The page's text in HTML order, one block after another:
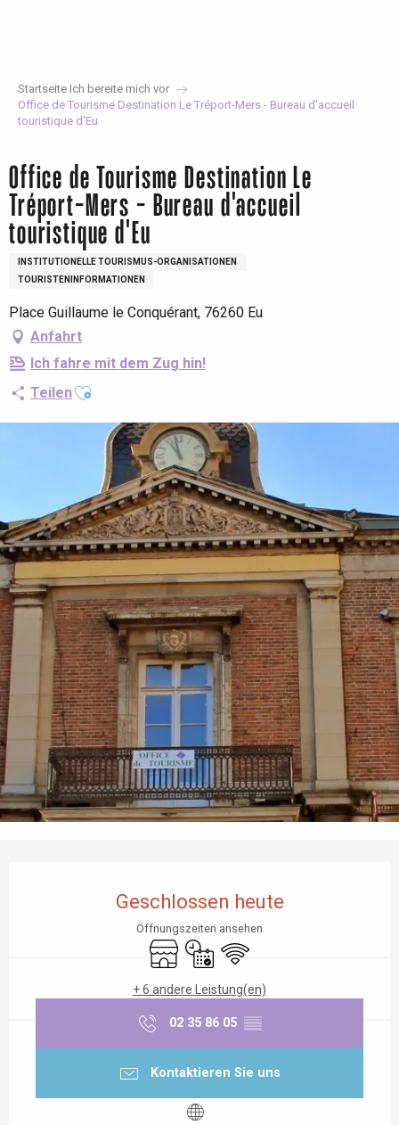
Startseite Ich bereite mich vor
Office de Tourisme Destination Le Tréport-Mers - Bureau d'accueil
touristique d'Eu
Office de Tourisme Destination Le
Tréport-Mers - Bureau d'accueil
touristique d'Eu
INSTITUTIONELLE TOURISMUS-ORGANISATIONEN
TOURISTENINFORMATIONEN
Place Guillaume le Conquérant, 76260 Eu
Anfahrt
Ich fahre mit dem Zug hin!
TeilenAjouter aux favoris
Geschlossen heute
Öffnungszeiten ansehen
Shop Nur mit Reservierung
Wi-Fi
+ 6 andere Leistung(en)
02 35 86 05 ▒▒
Kontaktieren Sie uns